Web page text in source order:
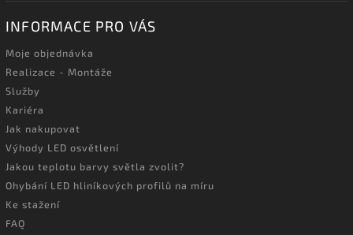
INFORMACE PRO VÁS
Moje objednávka
Realizace - Montáže
Služby
Kariéra
Jak nakupovat
Výhody LED osvětlení
Jakou teplotu barvy světla zvolit?
Ohybání LED hliníkových profilů na míru
Ke stažení
FAQ